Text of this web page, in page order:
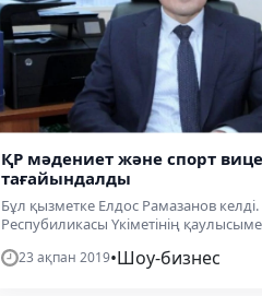
ҚР мәдениет және спорт
тағайындалды
Бұл қызметке Елдос Рамазанов келді.
Респубиликасы Үкіметінің
23 ақпан 2019•Шоу-бизнес